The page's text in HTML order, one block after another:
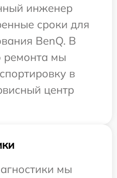
инженер
сроки для
BenQ. В
ремонта мы
в
центр
мы